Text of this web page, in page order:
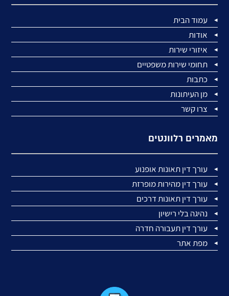
עמוד הבית
אודות
איזורי שירות
תחומי שירות משפטיים
כתבות
מן העיתונות
צרו קשר
מאמרים רלוונטים
עורך דין תאונות אופנוע
עורך דין מהירות מופרזת
עורך דין תאונות דרכים
נהיגה בלי רישיון
עורך דין תעבורה חדרה
מפת אתר